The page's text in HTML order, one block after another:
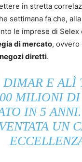
in stretta
settimana fa che,
le imprese di Selex
di mercato, ovvero
negozi diretti.
E ALÌ
MILIONI
IN 5
UN